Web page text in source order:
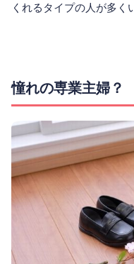
くれるタイプの人が多く
憧れの専業主婦？